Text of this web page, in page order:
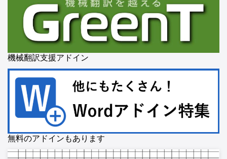
機械翻訳支援アドイン
無料のアドインもあります